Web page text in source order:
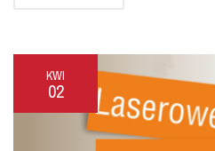
KWI
02